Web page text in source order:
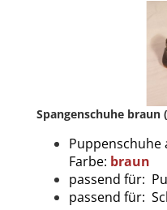
Spangenschuhe braun
Puppenschuhe
Farbe: braun
passend für:
passend für: